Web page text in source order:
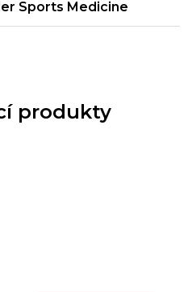
produkty
Sports Medicine